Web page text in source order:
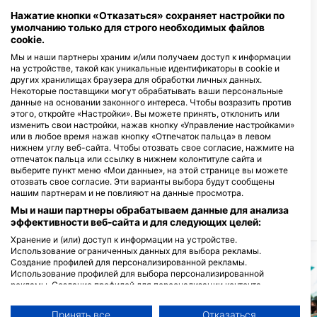
Дайв-центры, обслуживающие этот
дайв-сайт
BLUE DREAM DIVE, KITE &
WING RESORT
MANAGEMENT, BLUE
DREAM DIVE, KITE & WING
RESORT
Timbaon, 6227 Siquijor, Negros -
ФИЛИППИНЫ
Coco Grove Dive Center
Coco Grove Beach Resort, 6227
Siquijor Island, Philippines, Negros -
ФИЛИППИНЫ
БЛИЖАЙШИЕ ДАЙВ САЙТЫ
Нажатие кнопки «Отказаться» сохраняет настройки по
умолчанию только для строго необходимых файлов
cookie.
Мы и наши партнеры храним и/или получаем доступ к информации
на устройстве, такой как уникальные идентификаторы в cookie и
других хранилищах браузера для обработки личных данных.
Некоторые поставщики могут обрабатывать ваши персональные
данные на основании законного интереса. Чтобы возразить против
этого, откройте «Настройки». Вы можете принять, отклонить или
изменить свои настройки, нажав кнопку «Управление настройками»
или в любое время нажав кнопку «Отпечаток пальца» в левом
нижнем углу веб-сайта. Чтобы отозвать свое согласие, нажмите на
отпечаток пальца или ссылку в нижнем колонтитуле сайта и
выберите пункт меню «Мои данные», на этой странице вы можете
отозвать свое согласие. Эти варианты выбора будут сообщены
нашим партнерам и не повлияют на данные просмотра.
Мы и наши партнеры обрабатываем данные для анализа
эффективности веб-сайта и для следующих целей:
Хранение и (или) доступ к информации на устройстве.
Использование ограниченных данных для выбора рекламы.
Создание профилей для персонализированной рекламы.
Использование профилей для выбора персонализированной
рекламы. Создание профилей для персонализации контента.
контента. Определение эффективности рекламы. Определение
Принять все Отказаться